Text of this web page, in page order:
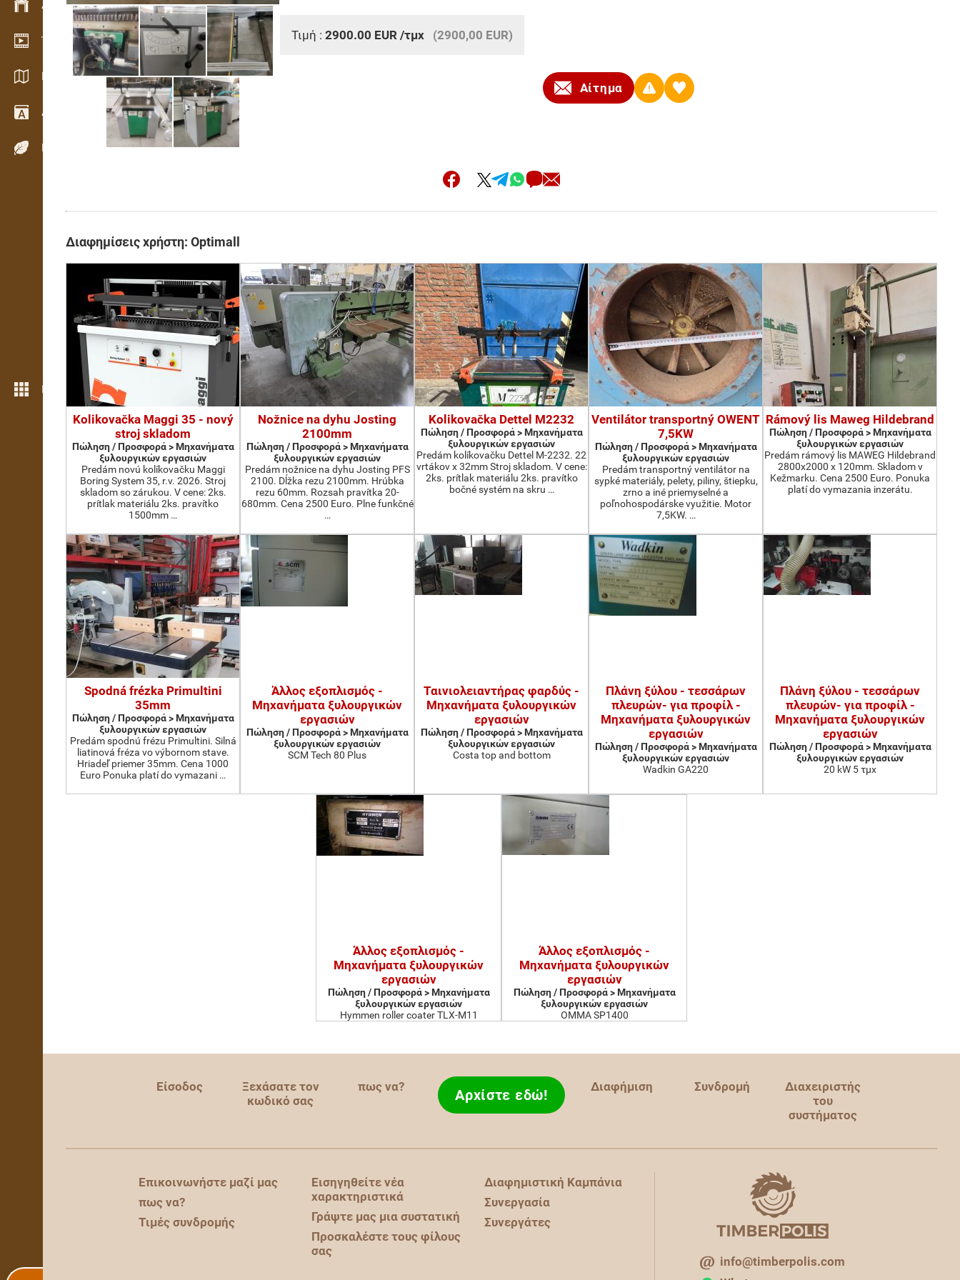
Διαχείριση αποθεμάτων
Έκθεση βίντεο
Κατάλογοι / Μπροσούρες
Λεξικό
Είδη ξύλου
Περισσότερες λειτουργίες
Τιμή : 2900.00 EUR /τμχ (2900,00 EUR)
Αίτημα
Διαφημίσεις χρήστη: Optimall
Kolikovačka Maggi 35 - nový
stroj skladom
Πώληση / Προσφορά > Μηχανήματα
ξυλουργικών εργασιών
Predám novú kolíkovačku Maggi
Boring System 35, r.v. 2026. Stroj
skladom so zárukou. V cene: 2ks.
prítlak materiálu 2ks. pravítko
1500mm …
Nožnice na dyhu Josting
2100mm
Πώληση / Προσφορά > Μηχανήματα
ξυλουργικών εργασιών
Predám nožnice na dyhu Josting PFS
2100. Dĺžka rezu 2100mm. Hrúbka
rezu 60mm. Rozsah pravítka 20-
680mm. Cena 2500 Euro. Plne funkčné
…
Kolikovačka Dettel M2232
Πώληση / Προσφορά > Μηχανήματα
ξυλουργικών εργασιών
Predám kolíkovačku Dettel M-2232. 22
vrtákov x 32mm Stroj skladom. V cene:
2ks. prítlak materiálu 2ks. pravítko
bočné systém na skru …
Ventilátor transportný OWENT
7,5KW
Πώληση / Προσφορά > Μηχανήματα
ξυλουργικών εργασιών
Predám transportný ventilátor na
sypké materiály, pelety, piliny, štiepku,
zrno a iné priemyselné a
poľnohospodárske využitie. Motor
7,5KW. …
Rámový lis Maweg Hildebrand
Πώληση / Προσφορά > Μηχανήματα
ξυλουργικών εργασιών
Predám rámový lis MAWEG Hildebrand
2800x2000 x 120mm. Skladom v
Kežmarku. Cena 2500 Euro. Ponuka
platí do vymazania inzerátu.
Spodná frézka Primultini
35mm
Πώληση / Προσφορά > Μηχανήματα
ξυλουργικών εργασιών
Predám spodnú frézu Primultini. Silná
liatinová fréza vo výbornom stave.
Hriadeľ priemer 35mm. Cena 1000
Euro Ponuka platí do vymazani …
Άλλος εξοπλισμός -
Μηχανήματα ξυλουργικών
εργασιών
Πώληση / Προσφορά > Μηχανήματα
ξυλουργικών εργασιών
SCM Tech 80 Plus
Ταινιολειαντήρας φαρδύς -
Μηχανήματα ξυλουργικών
εργασιών
Πώληση / Προσφορά > Μηχανήματα
ξυλουργικών εργασιών
Costa top and bottom
Πλάνη ξύλου - τεσσάρων
πλευρών- για προφίλ -
Μηχανήματα ξυλουργικών
εργασιών
Πώληση / Προσφορά > Μηχανήματα
ξυλουργικών εργασιών
Wadkin GA220
Πλάνη ξύλου - τεσσάρων
πλευρών- για προφίλ -
Μηχανήματα ξυλουργικών
εργασιών
Πώληση / Προσφορά > Μηχανήματα
ξυλουργικών εργασιών
20 kW 5 τμχ
Άλλος εξοπλισμός -
Μηχανήματα ξυλουργικών
εργασιών
Πώληση / Προσφορά > Μηχανήματα
ξυλουργικών εργασιών
Hymmen roller coater TLX-M11
Άλλος εξοπλισμός -
Μηχανήματα ξυλουργικών
εργασιών
Πώληση / Προσφορά > Μηχανήματα
ξυλουργικών εργασιών
OMMA SP1400
Είσοδος
Ξεχάσατε τον
κωδικό σας
πως να? Αρχίστε εδώ! Διαφήμιση Συνδρομή
Διαχειριστής
του
συστήματος
Επικοινωνήστε μαζί μας
πως να?
Τιμές συνδρομής
Εισηγηθείτε νέα
χαρακτηριστικά
Γράψτε μας μια συστατική
Προσκαλέστε τους φίλους
σας
Διαφημιστική Καμπάνια
Συνεργασία
Συνεργάτες
info@timberpolis.com